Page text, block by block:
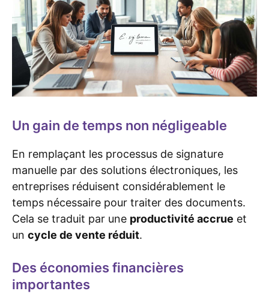
Un gain de temps non négligeable
En remplaçant les processus de signature
manuelle par des solutions électroniques, les
entreprises réduisent considérablement le
temps nécessaire pour traiter des documents.
Cela se traduit par une productivité accrue et
un cycle de vente réduit.
Des économies financières
importantes